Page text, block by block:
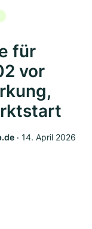
für
vor
‧ 14. April 2026